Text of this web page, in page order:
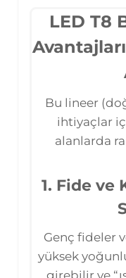
LED T8
Bu lineer
ihtiyaçlar
alanlarda
1. Fide ve
Genç fideler
yüksek
girebilir ve